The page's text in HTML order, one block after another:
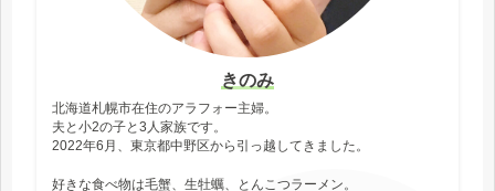
きのみ
北海道札幌市在住のアラフォー主婦。
夫と小2の子と3人家族です。
2022年6月、東京都中野区から引っ越してきました。
好きな食べ物は毛蟹、生牡蠣、とんこつラーメン。